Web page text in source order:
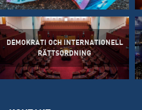
DEMOKRATI OCH INTERNATIONELL
RÄTTSORDNING